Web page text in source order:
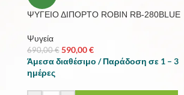
ΨΥΓΕΙΟ ΔΙΠΟΡΤΟ ROBIN RB-280BLUE
Ψυγεία
690,00€ 590,00€
Άμεσα διαθέσιμο / Παράδοση σε 1 – 3
ημέρες